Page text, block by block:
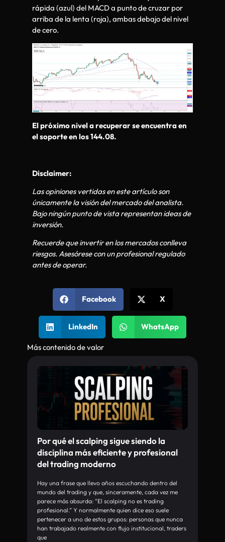
rápida (azul) del MACD a punto de cruzar por
arriba de la lenta (roja), ambas debajo del nivel
de cero.
El próximo nivel a recuperar se encuentra en
el soporte en los 144.08.
Disclaimer:
Las opiniones vertidas en este artículo son
únicamente la visión del mercado del analista.
Bajo ningún punto de vista representan ideas de
inversión.
Recuerde que invertir en los mercados conlleva
riesgos. Asesórese con un profesional regulado
antes de operar.
Facebook X
LinkedIn WhatsApp
Más contenido de valor
Por qué el scalping sigue siendo la
disciplina más eficiente y profesional
del trading moderno
Hay una frase que llevo años escuchando dentro del
mundo del trading y que, sinceramente, cada vez me
parece más absurda: “El scalping no es trading
profesional.” Y normalmente quien dice eso suele
pertenecer a uno de estos grupos: personas que nunca
han trabajado realmente con flujo institucional, traders
que